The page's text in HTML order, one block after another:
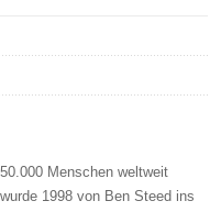
Menschen weltweit
1998 von Ben Steed ins